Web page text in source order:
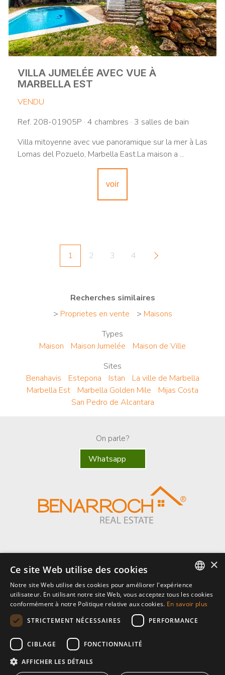
VILLA JUMELÉE AVEC VUE À
MARBELLA EST
VENDU
Ref. 208-01905P · 4 chambres · 3 salles de bain
Villa mitoyenne avec vue panoramique sur la mer à Las
Lomas del Pozuelo, Marbella East.La maison a ...
voir
1 2 3 4
Recherches similaires
> Proprietes en vente > Maisons
Types
Maison
Maison Jumelée
Maison de Ville
Sites
Benahavis
Estepona Istan
La ville de Marbella
Marbella Est
Marbella Golden Mile
Mijas Costa
San Pedro de Alcantara
Benarroch Asesores S.L. - CIF: B-93044949
Centro Comercial El Pilar, local 7, Urb El Pilar, Ctra Nacional 340, km
168,
29680 Estepona, Málaga. España.
P: (+34) 952 902 723
On parle?
Whatsapp
Member of
ENGLISH
×
Ce site Web utilise des cookies
Notre site Web utilise des cookies pour améliorer l'expérience
utilisateur. En utilisant notre site Web, vous acceptez tous les cookies
conformément à notre Politique relative aux cookies. En savoir plus
STRICTEMENT NÉCESSAIRES
PERFORMANCE
CIBLAGE FONCTIONNALITÉ
AFFICHER LES DÉTAILS